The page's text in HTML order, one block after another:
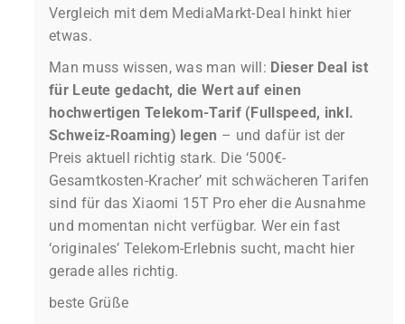
Vergleich mit dem MediaMarkt-Deal hinkt hier
etwas.
Man muss wissen, was man will: Dieser Deal ist
für Leute gedacht, die Wert auf einen
hochwertigen Telekom-Tarif (Fullspeed, inkl.
Schweiz-Roaming) legen – und dafür ist der
Preis aktuell richtig stark. Die ‘500€-
Gesamtkosten-Kracher’ mit schwächeren Tarifen
sind für das Xiaomi 15T Pro eher die Ausnahme
und momentan nicht verfügbar. Wer ein fast
‘originales’ Telekom-Erlebnis sucht, macht hier
gerade alles richtig.
beste Grüße